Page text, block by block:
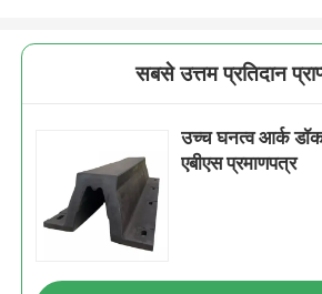
सबसे उत्तम प्रतिदान
उच्च घनत्व आर्क
एबीएस प्रमाणपत्र